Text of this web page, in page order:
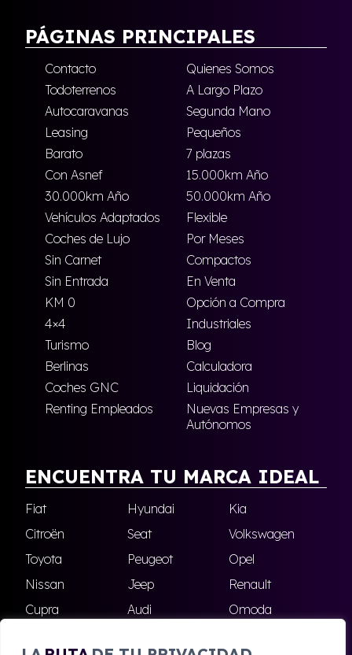
PÁGINAS PRINCIPALES
Contacto
Quienes Somos
Todoterrenos
A Largo Plazo
Autocaravanas
Segunda Mano
Leasing
Pequeños
Barato
7 plazas
Con Asnef
15.000km Año
30.000km Año
50.000km Año
Vehículos Adaptados
Flexible
Coches de Lujo
Por Meses
Sin Carnet
Compactos
Sin Entrada
En Venta
KM 0
Opción a Compra
4×4
Industriales
Turismo
Blog
Berlinas
Calculadora
Coches GNC
Liquidación
Renting Empleados
Nuevas Empresas y
Autónomos
ENCUENTRA TU MARCA IDEAL
Fiat Hyundai
Kia
Citroën
Seat
Volkswagen
Toyota
Peugeot
Opel
Nissan
Jeep
Renault
Cupra
Audi
Omoda